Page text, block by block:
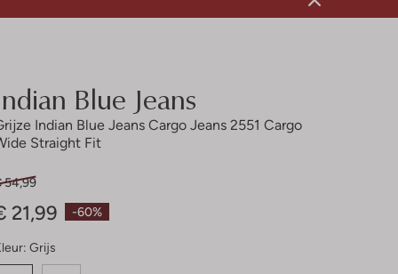
Blue Jeans
Indian Blue Jeans Cargo Jeans 2551 Cargo
Straight Fit
-60%
54,99
21,99
Grijs